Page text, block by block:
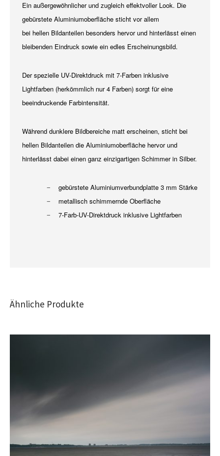
Ein außergewöhnlicher und zugleich effektvoller Look. Die
gebürstete Aluminiumoberfläche sticht vor allem
bei hellen Bildanteilen besonders hervor und hinterlässt einen
bleibenden Eindruck sowie ein edles Erscheinungsbild.
Der spezielle UV-Direktdruck mit 7-Farben inklusive
Lightfarben (herkömmlich nur 4 Farben) sorgt für eine
beeindruckende Farbintensität.
Während dunklere Bildbereiche matt erscheinen, sticht bei
hellen Bildanteilen die Aluminiumoberfläche hervor und
hinterlässt dabei einen ganz einzigartigen Schimmer in Silber.
gebürstete Aluminiumverbundplatte 3 mm Stärke
metallisch schimmernde Oberfläche
7-Farb-UV-Direktdruck inklusive Lightfarben
Ähnliche Produkte